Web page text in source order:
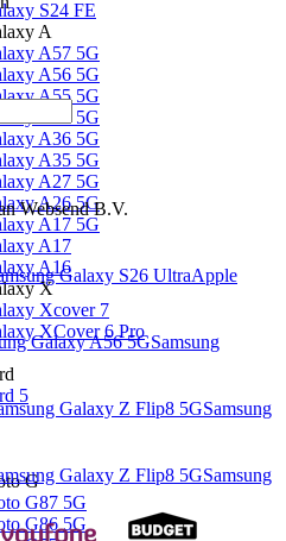
S24 FE
A
A57 5G
A56 5G
A55 5G
A37 5G
A36 5G
A35 5G
A27 5G
A26 5G
A17 5G
A17
A16
X
Xcover 7
XCover 6 Pro
5
G
G87 5G
G86 5G
Websend B.V.
Galaxy S26 UltraApple
Galaxy A56 5GSamsung
Galaxy Z Flip8 5GSamsung
Galaxy Z Flip8 5GSamsung